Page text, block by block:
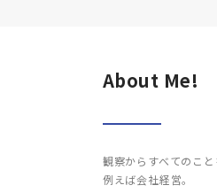
About Me!
観察からすべてのこと
例えば会社経営。